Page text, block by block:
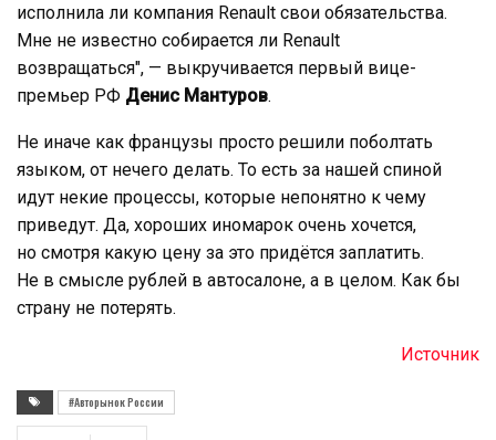
исполнила ли компания Renault свои обязательства.
Мне не известно собирается ли Renault
возвращаться", — выкручивается первый вице-
премьер РФ Денис Мантуров.
Не иначе как французы просто решили поболтать
языком, от нечего делать. То есть за нашей спиной
идут некие процессы, которые непонятно к чему
приведут. Да, хороших иномарок очень хочется,
но смотря какую цену за это придётся заплатить.
Не в смысле рублей в автосалоне, а в целом. Как бы
страну не потерять.
Источник
#Авторынок России